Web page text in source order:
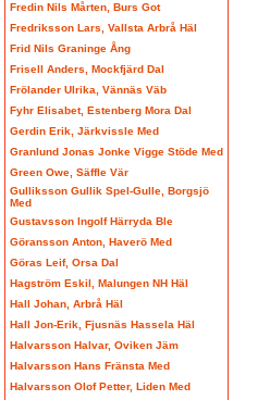
Fredin Nils Mårten, Burs Got
Fredriksson Lars, Vallsta Arbrå Häl
Frid Nils Graninge Ång
Frisell Anders, Mockfjärd Dal
Frölander Ulrika, Vännäs Väb
Fyhr Elisabet, Estenberg Mora Dal
Gerdin Erik, Järkvissle Med
Granlund Jonas Jonke Vigge Stöde Med
Green Owe, Säffle Vär
Gulliksson Gullik Spel-Gulle, Borgsjö
Med
Gustavsson Ingolf Härryda Ble
Göransson Anton, Haverö Med
Göras Leif, Orsa Dal
Hagström Eskil, Malungen NH Häl
Hall Johan, Arbrå Häl
Hall Jon-Erik, Fjusnäs Hassela Häl
Halvarsson Halvar, Oviken Jäm
Halvarsson Hans Fränsta Med
Halvarsson Olof Petter, Liden Med